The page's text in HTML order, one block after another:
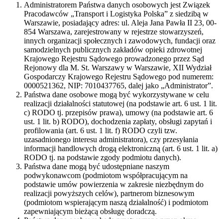
Administratorem Państwa danych osobowych jest Związek
Pracodawców „Transport i Logistyka Polska” z siedzibą w
Warszawie, posiadający adres: ul. Aleja Jana Pawła II 23, 00-
854 Warszawa, zarejestrowany w rejestrze stowarzyszeń,
innych organizacji społecznych i zawodowych, fundacji oraz
samodzielnych publicznych zakładów opieki zdrowotnej
Krajowego Rejestru Sądowego prowadzonego przez Sąd
Rejonowy dla M. St. Warszawy w Warszawie, XII Wydział
Gospodarczy Krajowego Rejestru Sądowego pod numerem:
0000521362, NIP: 7010437765, dalej jako „Administrator”.
Państwa dane osobowe mogą być wykorzystywane w celu
realizacji działalności statutowej (na podstawie art. 6 ust. 1 lit.
c) RODO tj. przepisów prawa), umowy (na podstawie art. 6
ust. 1 lit. b) RODO), dochodzenia zapłaty, obsługi zapytań i
profilowania (art. 6 ust. 1 lit. f) RODO czyli tzw.
uzasadnionego interesu administratora), czy przesyłania
informacji handlowych drogą elektroniczną (art. 6 ust. 1 lit. a)
RODO tj. na podstawie zgody podmiotu danych).
Państwa dane mogą być udostępniane naszym
podwykonawcom (podmiotom współpracującym na
podstawie umów powierzenia w zakresie niezbędnym do
realizacji powyższych celów), partnerom biznesowym
(podmiotom wspierającym naszą działalność) i podmiotom
zapewniającym bieżącą obsługę doradczą.